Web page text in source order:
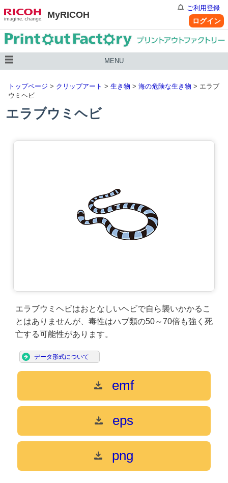
MyRICOH
ご利用登録
ログイン
MENU
トップページ > クリップアート > 生き物 > 海の危険な生き物 > エラブ
ウミヘビ
エラブウミヘビ
エラブウミヘビはおとなしいヘビで自ら襲いかかるこ
とはありませんが、毒性はハブ類の50～70倍も強く死
亡する可能性があります。
データ形式について
emf
eps
png